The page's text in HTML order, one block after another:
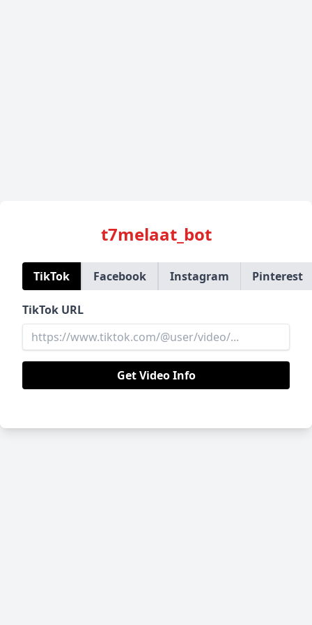
t7melaat_bot
TikTok Facebook Instagram Pinterest
TikTok URL
Get Video Info